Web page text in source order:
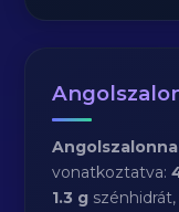
Angolszalonna
vonatkoztatva:
1.3 g